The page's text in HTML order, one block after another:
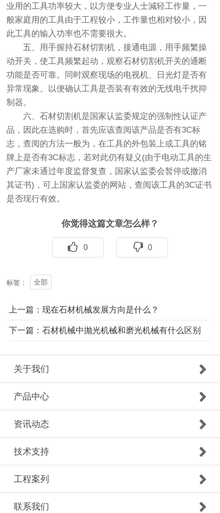
业用的工具功率较大，以方便专业人士減轻工作量，一
般家庭用的工具由于工程较小，工作量也相对较小，因
此工具的输入功率也不需要很大。
五、用手握持石材切割机，接通电源，用手频繁操
动开关，使工具频繁起动，观察石材切割机开关的通断
功能是否可靠。同时观察现场的电视机、日光灯是否有
异常现象。以便确认工具是否装有有效的无线电干扰抑
制器。
六、石材切割机是国家认监委规定的强制性认证产
品，因此在选购时，首先应该查阅该产品是否有3C标
志，查阅的方法一般为，在工具的外包装上或工具的铭
牌上是否有3C标志，若对此仍有疑义(由于电动工具的生
产厂家未通过年度监督复查，国家认监委会暂停或撤消
其证书)，可上国家认监委的网站，查阅该工具的3C证书
是否现行有效。
你觉得这篇文章怎么样？
0 0
标签： 全部
上一篇：现在石材机械发展方向是什么？
下一篇：石材机械中抛光机械和磨光机械有什么区别
关于我们
产品中心
资讯动态
技术支持
工程案列
联系我们